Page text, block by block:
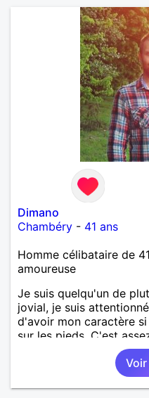
Dimano
Chambéry - 41 ans
Homme célibataire de
amoureuse
Je suis quelqu'un de
jovial, je suis
d'avoir mon caractère
sur les pieds. C'est
objectivement, le
moi pour apprendre à